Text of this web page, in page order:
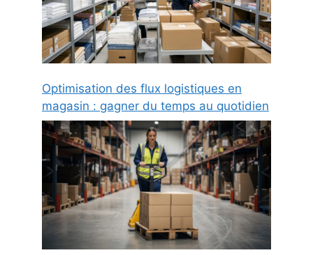
Optimisation des flux logistiques en
magasin : gagner du temps au quotidien